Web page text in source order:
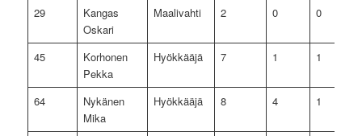
29
Kangas
Oskari
Maalivahti 2 0 0
45
Korhonen
Pekka
Hyökkääjä 7 1 1
64
Nykänen
Mika
Hyökkääjä 8 4 1